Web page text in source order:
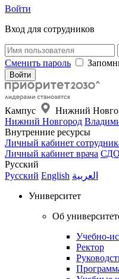
Войти
Вход для сотрудников
Сменить пароль
Кампус
Нижний
Нижний Новгород
Внутренние ресурсы
Личный кабинет
Личный кабинет врача СДО
Русский
Русский English العربية
Университет
Об
Учебно-
Ректор